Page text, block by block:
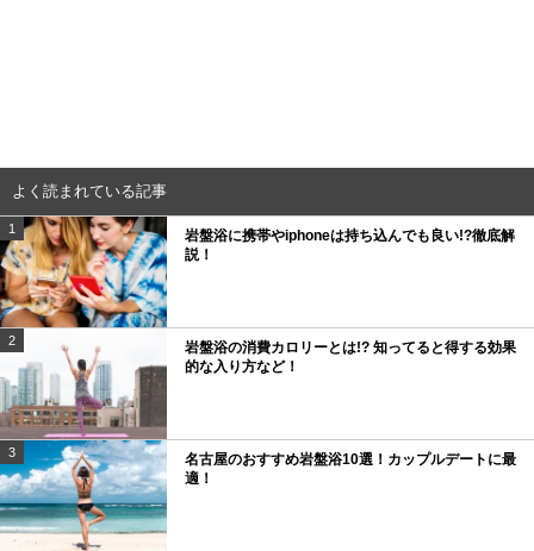
よく読まれている記事
1
岩盤浴に携帯やiphoneは持ち込んでも良い!?徹底解
説！
2
岩盤浴の消費カロリーとは!? 知ってると得する効果
的な入り方など！
3
名古屋のおすすめ岩盤浴10選！カップルデートに最
適！